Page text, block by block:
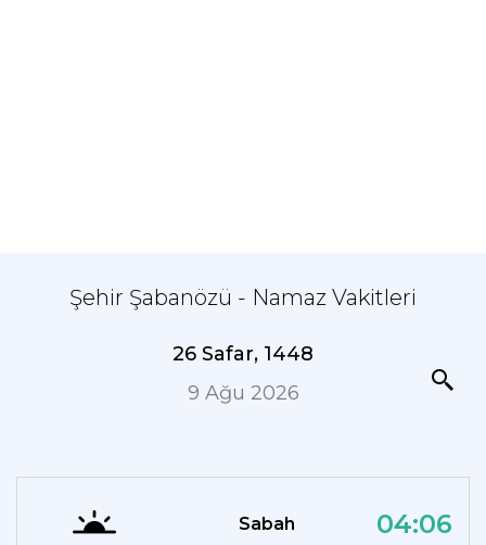
Şehir Şabanözü - Namaz Vakitleri
26 Safar, 1448
9 Ağu 2026
Sabah 04:06